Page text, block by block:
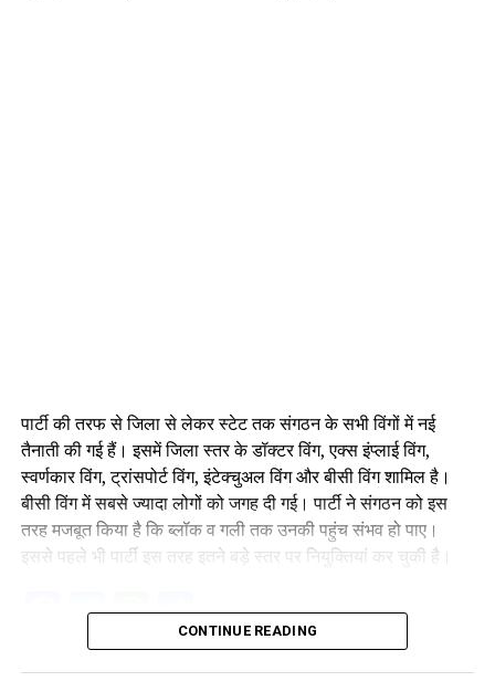
पार्टी की तरफ से जिला से लेकर स्टेट तक संगठन के सभी विंगों में नई
तैनाती की गई हैं। इसमें जिला स्तर के डॉक्टर विंग, एक्स इंप्लाई विंग,
स्वर्णकार विंग, ट्रांसपोर्ट विंग, इंटेक्चुअल विंग और बीसी विंग शामिल है।
बीसी विंग में सबसे ज्यादा लोगों को जगह दी गई। पार्टी ने संगठन को इस
तरह मजबूत किया है कि ब्लॉक व गली तक उनकी पहुंच संभव हो पाए।
इससे पहले भी पार्टी इस तरह इतने बड़े स्तर पर नियुक्तियां कर चुकी है।
Facebook
Twitter
WhatsApp
Share
CONTINUE READING